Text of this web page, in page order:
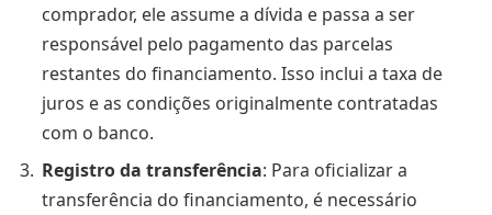
comprador, ele assume a dívida e passa a ser
responsável pelo pagamento das parcelas
restantes do financiamento. Isso inclui a taxa de
juros e as condições originalmente contratadas
com o banco.
Registro da transferência: Para oficializar a
transferência do financiamento, é necessário